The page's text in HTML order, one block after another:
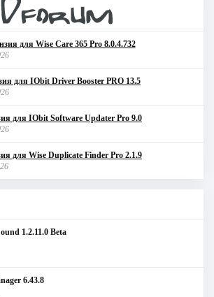
для Wise Care 365 Pro 8.0.4.732
для IObit Driver Booster PRO 13.5
для IObit Software Updater Pro 9.0
для Wise Duplicate Finder Pro 2.1.9
1.2.11.0 Beta
6.43.8